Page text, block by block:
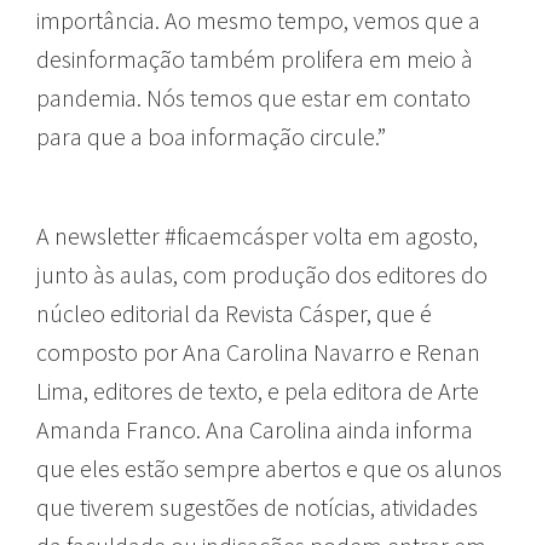
importância. Ao mesmo tempo, vemos que a
desinformação também prolifera em meio à
pandemia. Nós temos que estar em contato
para que a boa informação circule.”
A newsletter #ficaemcásper volta em agosto,
junto às aulas, com produção dos editores do
núcleo editorial da Revista Cásper, que é
composto por Ana Carolina Navarro e Renan
Lima, editores de texto, e pela editora de Arte
Amanda Franco. Ana Carolina ainda informa
que eles estão sempre abertos e que os alunos
que tiverem sugestões de notícias, atividades